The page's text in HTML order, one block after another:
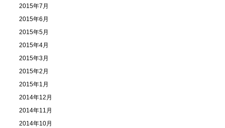
2015年7月
2015年6月
2015年5月
2015年4月
2015年3月
2015年2月
2015年1月
2014年12月
2014年11月
2014年10月